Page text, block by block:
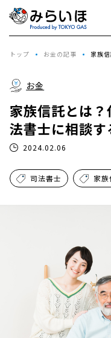
トップ お金の記事 家族
お金
家族信託とは
法書士に相談
2024.02.06
司法書士 家族